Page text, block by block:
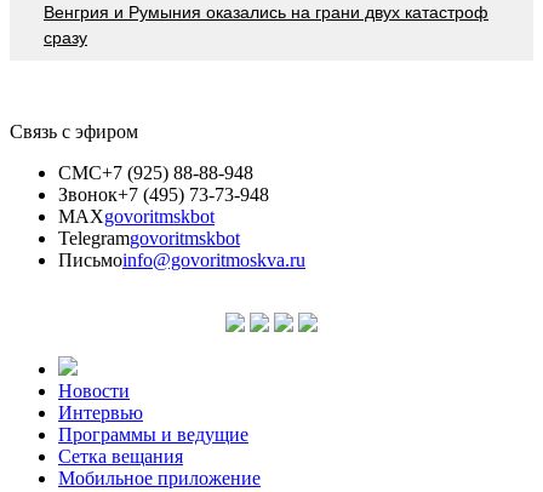
Венгрия и Румыния оказались на грани двух катастроф
сразу
Связь с эфиром
СМС+7 (925) 88-88-948
Звонок+7 (495) 73-73-948
MAXgovoritmskbot
Telegramgovoritmskbot
Письмоinfo@govoritmoskva.ru
Новости
Интервью
Программы и ведущие
Сетка вещания
Мобильное приложение